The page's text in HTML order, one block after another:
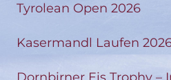
Tyrolean Open 2026
Kasermandl Laufen
Dornbirner Eis Trophy –